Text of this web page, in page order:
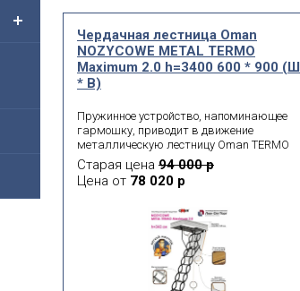
Чердачная лестница Oman
NOZYCOWE METAL TERMО
Maximum 2.0 h=3400 600 * 900 (Ш
* В)
Пружинное устройство, напоминающее
гармошку, приводит в движение
металлическую лестницу Oman TERMО
Maximum. Это компактная конструкция
подходит к установке в домах с
недостатком свободной площади.
проёме, расположенном в углу или узком
Старая цена 94 000 р
Цена от 78 020 р